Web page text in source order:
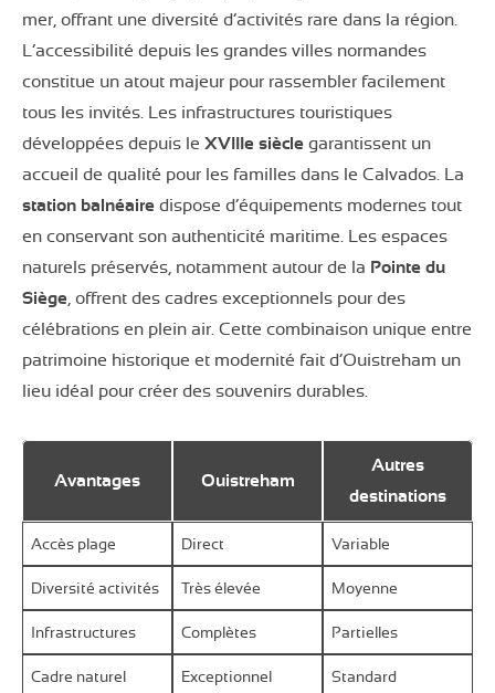
mer, offrant une diversité d’activités rare dans la région.
L’accessibilité depuis les grandes villes normandes
constitue un atout majeur pour rassembler facilement
tous les invités. Les infrastructures touristiques
développées depuis le XVIIIe siècle garantissent un
accueil de qualité pour les familles dans le Calvados. La
station balnéaire dispose d’équipements modernes tout
en conservant son authenticité maritime. Les espaces
naturels préservés, notamment autour de la Pointe du
Siège, offrent des cadres exceptionnels pour des
célébrations en plein air. Cette combinaison unique entre
patrimoine historique et modernité fait d’Ouistreham un
lieu idéal pour créer des souvenirs durables.
Avantages Ouistreham
Autres
destinations
Accès plage Direct Variable
Diversité activités Très élevée Moyenne
Infrastructures Complètes Partielles
Cadre naturel Exceptionnel Standard